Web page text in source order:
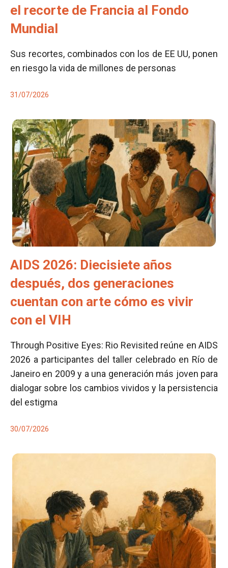
el recorte de Francia al Fondo
Mundial
Sus recortes, combinados con los de EE UU, ponen
en riesgo la vida de millones de personas
31/07/2026
AIDS 2026: Diecisiete años
después, dos generaciones
cuentan con arte cómo es vivir
con el VIH
Through Positive Eyes: Rio Revisited reúne en AIDS
2026 a participantes del taller celebrado en Río de
Janeiro en 2009 y a una generación más joven para
dialogar sobre los cambios vividos y la persistencia
del estigma
30/07/2026